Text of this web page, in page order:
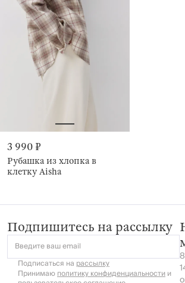
3 990 ₽
Рубашка из хлопка в
клетку Aisha
Подпишитесь на рассылку
Введите ваш email
Подписаться на рассылку
Принимаюполитику конфиденциальностии